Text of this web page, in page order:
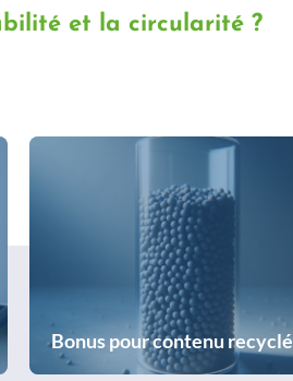
et la circularité ?
Bonus pour contenu recyclé